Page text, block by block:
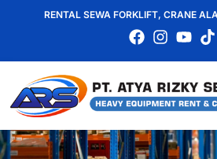
RENTAL SEWA FORKLIFT, CRANE